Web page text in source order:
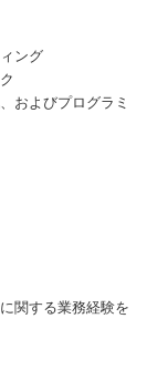
ング
およびプログラミ
関する業務経験を